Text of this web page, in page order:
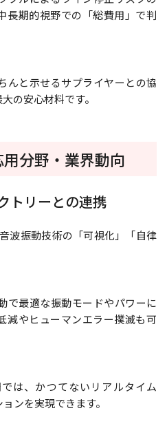
長期的視野での「総費用」で判
んと示せるサプライヤーとの協
の安心材料です。
分野・業界動向
トリーとの連携
波振動技術の「可視化」「自律
で最適な振動モードやパワーに
減やヒューマンエラー撲滅も可
は、かつてないリアルタイム
ンを実現できます。